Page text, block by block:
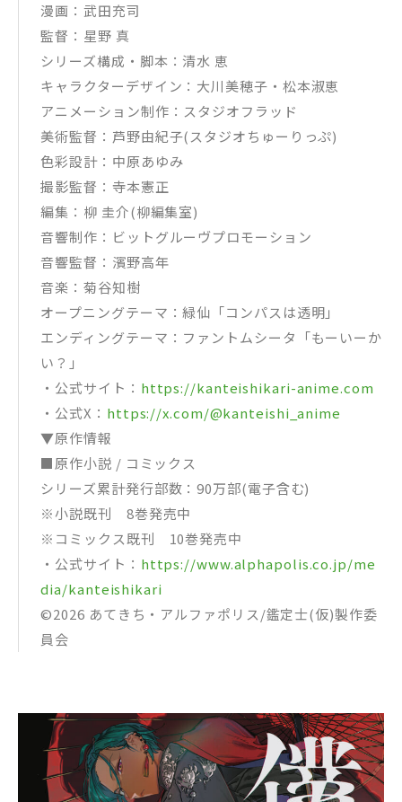
漫画：武田充司
監督：星野 真
シリーズ構成・脚本：清水 恵
キャラクターデザイン：大川美穂子・松本淑恵
アニメーション制作：スタジオフラッド
美術監督：芦野由紀子(スタジオちゅーりっぷ)
色彩設計：中原あゆみ
撮影監督：寺本憲正
編集：柳 圭介(柳編集室)
音響制作：ビットグルーヴプロモーション
音響監督：濱野高年
音楽：菊谷知樹
オープニングテーマ：緑仙「コンパスは透明」
エンディングテーマ：ファントムシータ「もーいーか
い？」
・公式サイト： https://kanteishikari-anime.com
・公式X： https://x.com/@kanteishi_anime
▼原作情報
■原作小説 / コミックス
シリーズ累計発行部数：90万部(電子含む)
※小説既刊 8巻発売中
※コミックス既刊 10巻発売中
・公式サイト： https://www.alphapolis.co.jp/me
dia/kanteishikari
©2026 あてきち・アルファポリス/鑑定⼠(仮)製作委
員会